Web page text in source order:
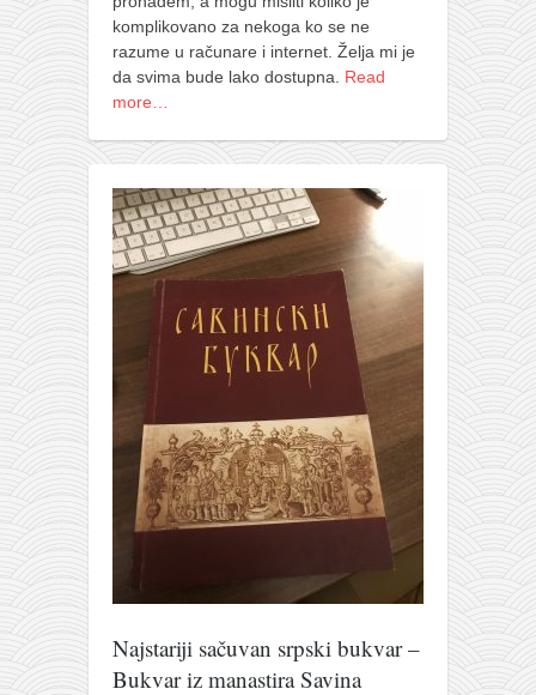
komplikovano za nekoga ko se ne
razume u računare i internet. Želja mi je
da svima bude lako dostupna. Read
more…
Najstariji sačuvan srpski bukvar –
Bukvar iz manastira Savina